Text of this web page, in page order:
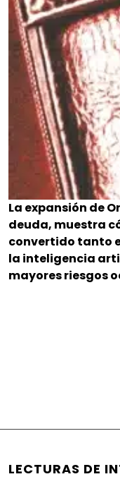
La expansión de
deuda, muestra
convertido tanto
la inteligencia
mayores riesgos
LECTURAS DE